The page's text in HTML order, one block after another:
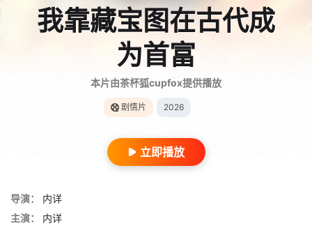
我靠藏宝图在古代成
为首富
本片由茶杯狐cupfox提供播放
剧情片 2026
立即播放
导演：
内详
主演：
内详